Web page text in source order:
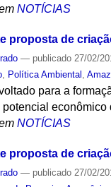
NOTÍCIAS
proposta de
— publicado 27/02/
Política Ambiental ,
para a
econômico
NOTÍCIAS
proposta de
— publicado 27/02/